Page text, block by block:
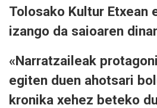
Tolosako Kultur Etxean
izango da saioaren
«Narratzaileak
egiten duen ahotsari
kronika xehez beteko